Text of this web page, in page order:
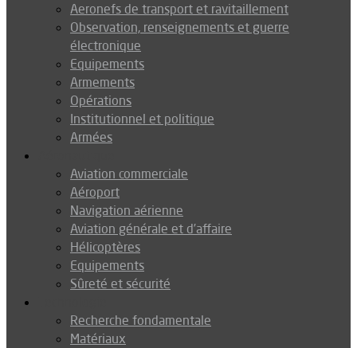
Aeronefs de transport et ravitaillement
Observation, renseignements et guerre
électronique
Equipements
Armements
Opérations
Institutionnel et politique
Armées
Aviation commerciale
Aéroport
Navigation aérienne
Aviation générale et d’affaire
Hélicoptères
Equipements
Sûreté et sécurité
Recherche fondamentale
Matériaux